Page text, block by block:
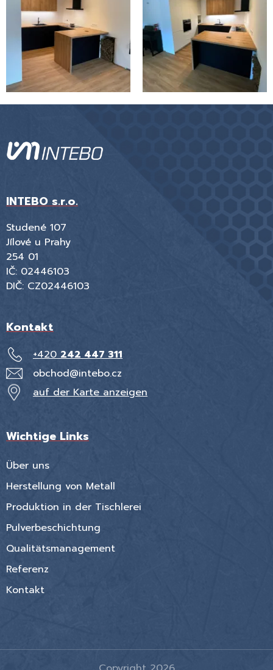
INTEBO s.r.o.
Studené 107
Jílové u Prahy
254 01
IČ: 02446103
DIČ: CZ02446103
Kontakt
+420242 447 311
obchod@intebo.cz
auf der Karte anzeigen
Wichtige Links
Über uns
Herstellung von Metall
Produktion in der Tischlerei
Pulverbeschichtung
Qualitätsmanagement
Referenz
Kontakt